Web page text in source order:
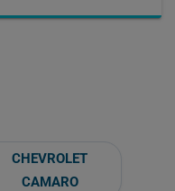
CHEVROLET
CAMARO